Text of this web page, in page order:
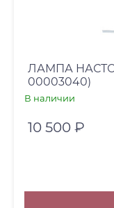
ЛАМПА
00003040)
В наличии
10 500 ₽